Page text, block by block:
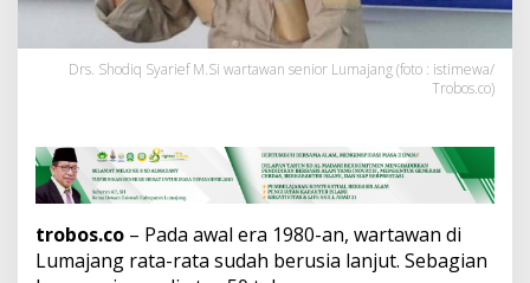
j
a
d
i
g
a
h
S
e
n
Drs. Shodiq Syarief M.Si wartawan senior Lumajang (foto : istimewa/
Trobos.co)
trobos.co – Pada awal era 1980-an, wartawan di
Lumajang rata-rata sudah berusia lanjut. Sebagian